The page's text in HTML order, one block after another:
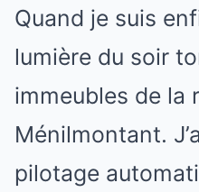
Quand je suis
lumière du soir
immeubles de la
Ménilmontant.
pilotage